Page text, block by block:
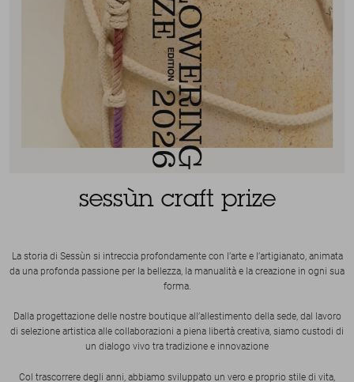
sessùn craft prize
La storia di Sessùn si intreccia profondamente con l’arte e l’artigianato, animata
da una profonda passione per la bellezza, la manualità e la creazione in ogni sua
forma.
Dalla progettazione delle nostre boutique all’allestimento della sede, dal lavoro
di selezione artistica alle collaborazioni a piena libertà creativa, siamo custodi di
un dialogo vivo tra tradizione e innovazione
Col trascorrere degli anni, abbiamo sviluppato un vero e proprio stile di vita,